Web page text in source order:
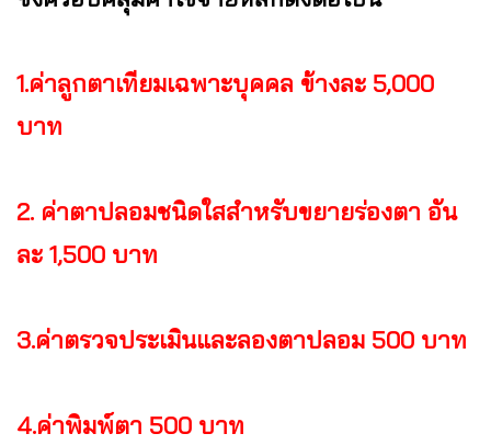
1.ค่าลูกตาเทียมเฉพาะบุคคล ข้างละ 5,000
บาท
2. ค่าตาปลอมชนิดใสสำหรับขยายร่องตา อัน
ละ 1,500 บาท
3.ค่าตรวจประเมินและลองตาปลอม 500 บาท
4.ค่าพิมพ์ตา 500 บาท